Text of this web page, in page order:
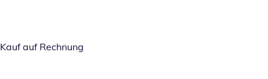
Kauf auf Rechnung